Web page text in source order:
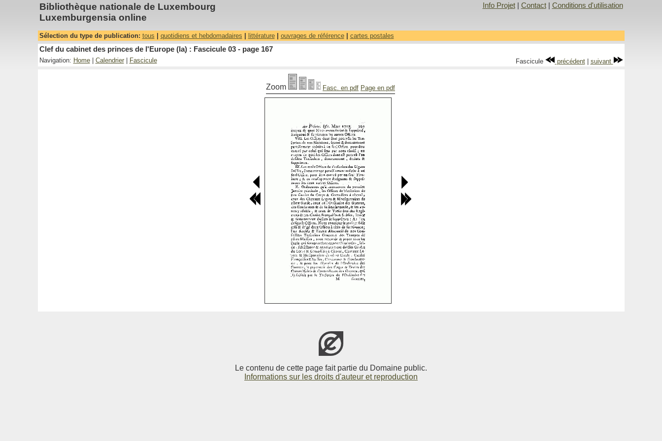
Bibliothèque nationale de Luxembourg
Luxemburgensia online
Info Projet| Contact| Conditions d'utilisation
Sélection du type de publication: tous quotidiens et hebdomadaires littérature| ouvrages de référence| cartes postales
Clef du cabinet des princes de l'Europe (la) : Fascicule 03 - page 167
Navigation: Home| Calendrier| Fascicule Fascicule précédent| suivant
Zoom Fasc. en pdf Page en pdf
Le contenu de cette page fait partie du Domaine public.
Informations sur les droits d'auteur et reproduction